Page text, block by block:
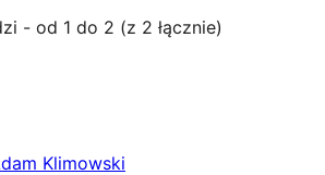
- od 1 do 2 (z 2 łącznie)
Klimowski